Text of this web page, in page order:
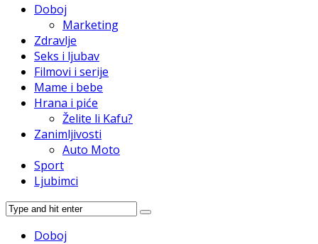
Doboj
Marketing
Zdravlje
Seks i ljubav
Filmovi i serije
Mame i bebe
Hrana i piće
Želite li Kafu?
Zanimljivosti
Auto Moto
Sport
Ljubimci
Doboj